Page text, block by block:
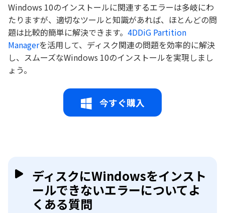
Windows 10のインストールに関連するエラーは多岐にわ
たりますが、適切なツールと知識があれば、ほとんどの問
題は比較的簡単に解決できます。 4DDiG Partition
Managerを活用して、ディスク関連の問題を効率的に解決
し、スムーズなWindows 10のインストールを実現しまし
ょう。
今すぐ購入
ディスクにWindowsをインスト
ールできないエラーについてよ
くある質問